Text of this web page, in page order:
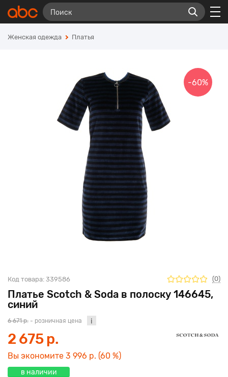
Женская одежда Платья
Платье Scotch & Soda в полоску 146645,
синий
Код товара: 339586 (0)
-60%
6 671 р. - розничная цена
2 675 р.
Вы экономите 3 996 р. (60 %)
в наличии